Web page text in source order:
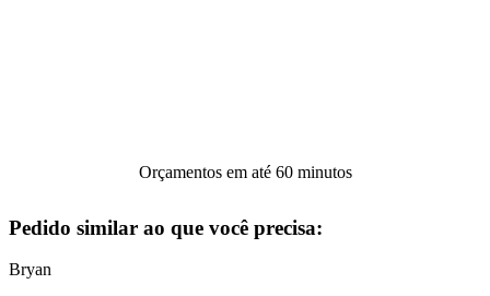
Orçamentos em até 60 minutos
Pedido similar ao que você precisa:
Bryan